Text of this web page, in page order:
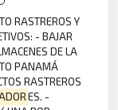
RASTREROS Y
- BAJAR
DE LA
PANAMÁ
RASTREROS
ES. -